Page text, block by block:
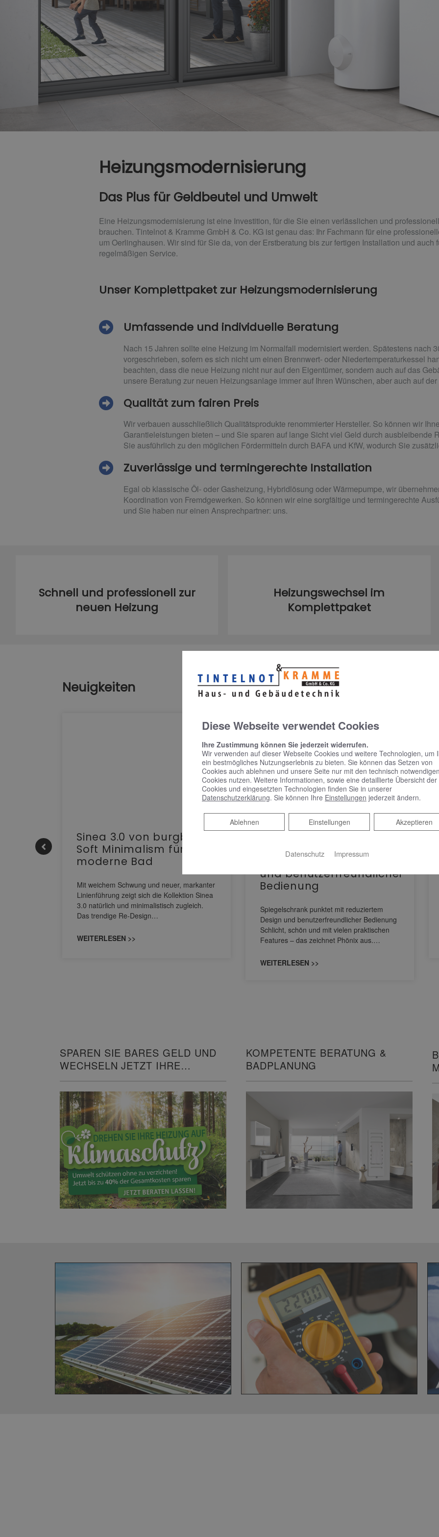
Heizungsmodernisierung
Das Plus für Geldbeutel und Umwelt
Eine Heizungsmodernisierung ist eine Investition, für die Sie einen verlässlichen und
brauchen. Tintelnot & Kramme GmbH & Co. KG ist genau das: Ihr Fachmann für eine
um Oerlinghausen. Wir sind für Sie da, von der Erstberatung bis zur fertigen Installation und auch
regelmäßigen Service.
Unser Komplettpaket zur Heizungsmodernisierung
Umfassende und individuelle Beratung
Nach 15 Jahren sollte eine Heizung im Normalfall modernisiert werden. Spätestens nach
vorgeschrieben, sofern es sich nicht um einen Brennwert- oder Niedertemperaturkessel
beachten, dass die neue Heizung nicht nur auf den Eigentümer, sondern auch auf das
unsere Beratung zur neuen Heizungsanlage immer auf Ihren Wünschen, aber auch auf
Qualität zum fairen Preis
Wir verbauen ausschließlich Qualitätsprodukte renommierter Hersteller. So können wir
Garantieleistungen bieten – und Sie sparen auf lange Sicht viel Geld durch ausbleibende
Sie ausführlich zu den möglichen Fördermitteln durch BAFA und KfW, wodurch Sie
Zuverlässige und termingerechte Installation
Egal ob klassische Öl- oder Gasheizung, Hybridlösung oder Wärmepumpe, wir
Koordination von Fremdgewerken. So können wir eine sorgfältige und termingerechte
und Sie haben nur einen Ansprechpartner: uns.
Schnell und professionell zur
neuen Heizung
Heizungswechsel im
Komplettpaket
Neuigkeiten
Sinea 3.0 von burgbad:
Soft Minimalism für das
moderne Bad
Mit weichem Schwung und neuer, markanter
Linienführung zeigt sich die Kollektion Sinea
3.0 natürlich und minimalistisch zugleich.
Das trendige Re-Design…
WEITERLESEN >>
Spiegelschrank punktet
mit reduziertem Design
und benutzerfreundlicher
Bedienung
Spiegelschrank punktet mit reduziertem
Design und benutzerfreundlicher Bedienung
Schlicht, schön und mit vielen praktischen
Features – das zeichnet Phönix aus.…
WEITERLESEN >>
SPAREN SIE BARES GELD UND
WECHSELN JETZT IHRE
KOMPETENTE BERATUNG &
BADPLANUNG
Diese Webseite verwendet Cookies
Ihre Zustimmung können Sie jederzeit widerrufen.
Wir verwenden auf dieser Webseite Cookies und weitere Technologien, um
ein bestmögliches Nutzungserlebnis zu bieten. Sie können das Setzen von
Cookies auch ablehnen und unsere Seite nur mit den technisch notwendigen
Cookies nutzen. Weitere Informationen, sowie eine detaillierte Übersicht der
Cookies und eingesetzten Technologien finden Sie in unserer
Datenschutzerklärung. Sie können Ihre Einstellungen jederzeit ändern.
Akzeptieren
Einstellungen
Ablehnen
Ablehnen
Datenschutz Impressum